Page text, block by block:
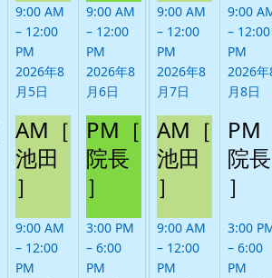
9:00 AM
– 12:00
PM
2026年8
月5日
AM［
池田
］
9:00 AM
– 12:00
PM
9:00 AM
– 12:00
PM
2026年8
月6日
PM［
院長
］
3:00 PM
– 6:00
PM
9:00 AM
– 12:00
PM
2026年8
月7日
AM［
池田
］
9:00 AM
– 12:00
PM
9:00
– 12:00
PM
2026
月8日
PM
院長
］
3:00
– 6:00
PM